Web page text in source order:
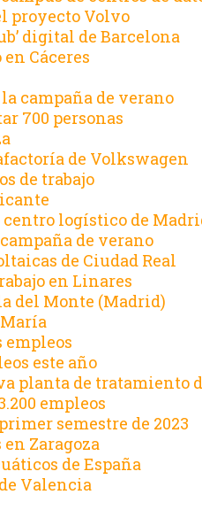
proyecto Volvo
digital de Barcelona
Cáceres
campaña de verano
700 personas
de Volkswagen
de trabajo
centro logístico de
de verano
de Ciudad Real
en Linares
del Monte (Madrid)
empleos
este año
planta de tratamiento
empleos
semestre de 2023
Zaragoza
de España
Valencia